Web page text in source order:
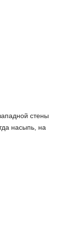
стены
насыпь, на